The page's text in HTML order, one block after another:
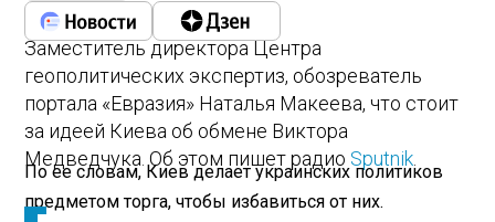
Заместитель директора Центра
геополитических экспертиз, обозреватель
портала «Евразия» Наталья Макеева, что стоит
за идеей Киева об обмене Виктора
Медведчука. Об этом пишет радио Sputnik
По ее словам, Киев делает украинских политиков
предметом торга, чтобы избавиться от них.